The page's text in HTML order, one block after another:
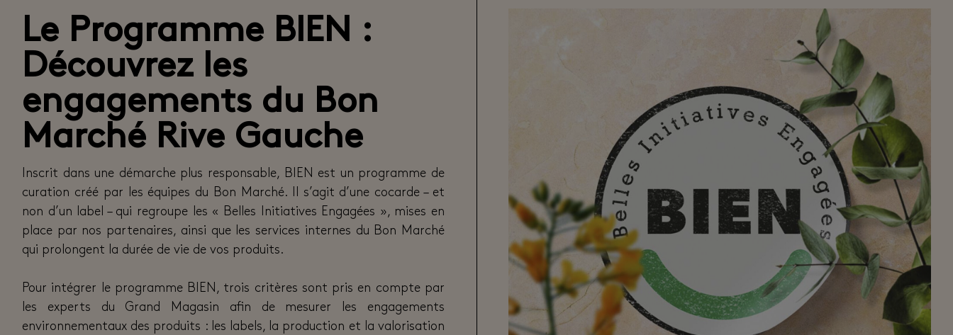
Le Programme BIEN :
Découvrez les
engagements du Bon
Marché Rive Gauche
Inscrit dans une démarche plus responsable, BIEN est un programme de
curation créé par les équipes du Bon Marché. Il s’agit d’une cocarde – et
non d’un label – qui regroupe les « Belles Initiatives Engagées », mises en
place par nos partenaires, ainsi que les services internes du Bon Marché
qui prolongent la durée de vie de vos produits.
Pour intégrer le programme BIEN, trois critères sont pris en compte par
les experts du Grand Magasin afin de mesurer les engagements
environnementaux des produits : les labels, la production et la valorisation